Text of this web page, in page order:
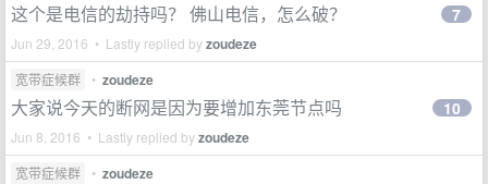
这个是电信的劫持吗？ 佛山电信，怎么破？
Jun 29, 2016 • Lastly replied byzoudeze
7
宽带症候群 • zoudeze
大家说今天的断网是因为要增加东莞节点吗
Jun 8, 2016 • Lastly replied byzoudeze
10
宽带症候群 • zoudeze